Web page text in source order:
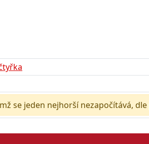
se jeden nejhorší nezapočítává, dle